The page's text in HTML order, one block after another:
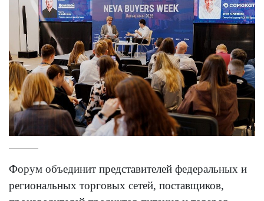
Форум объединит представителей федеральных и
региональных торговых сетей, поставщиков,